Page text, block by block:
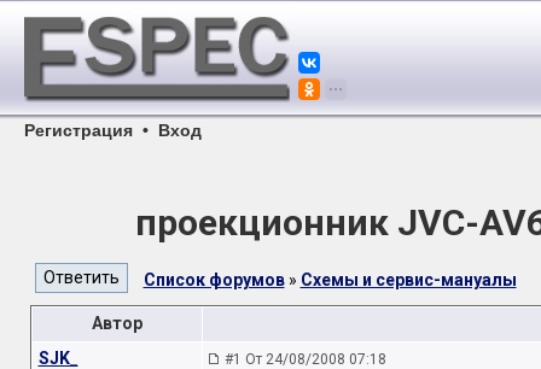
Регистрация • Вход
проекционник JVC-
Список форумов» Схемы и сервис-мануалы
Автор
SJK_
#1 От 24/08/2008 07:18